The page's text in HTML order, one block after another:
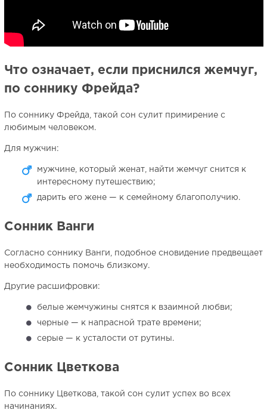
Что означает, если приснился жемчуг,
по соннику Фрейда?
По соннику Фрейда, такой сон сулит примирение с
любимым человеком.
Для мужчин:
мужчине, который женат, найти жемчуг снится к
интересному путешествию;
дарить его жене — к семейному благополучию.
Сонник Ванги
Согласно соннику Ванги, подобное сновидение предвещает
необходимость помочь близкому.
Другие расшифровки:
белые жемчужины снятся к взаимной любви;
черные — к напрасной трате времени;
серые — к усталости от рутины.
Сонник Цветкова
По соннику Цветкова, такой сон сулит успех во всех
начинаниях.